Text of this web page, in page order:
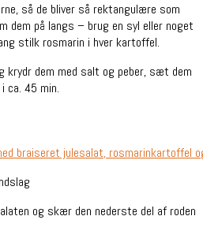
så de bliver så rektangulære som
dem på langs – brug en syl eller noget
stilk rosmarin i hver kartoffel.
krydr dem med salt og peber, sæt dem
ca. 45 min.
og skær den nederste del af roden